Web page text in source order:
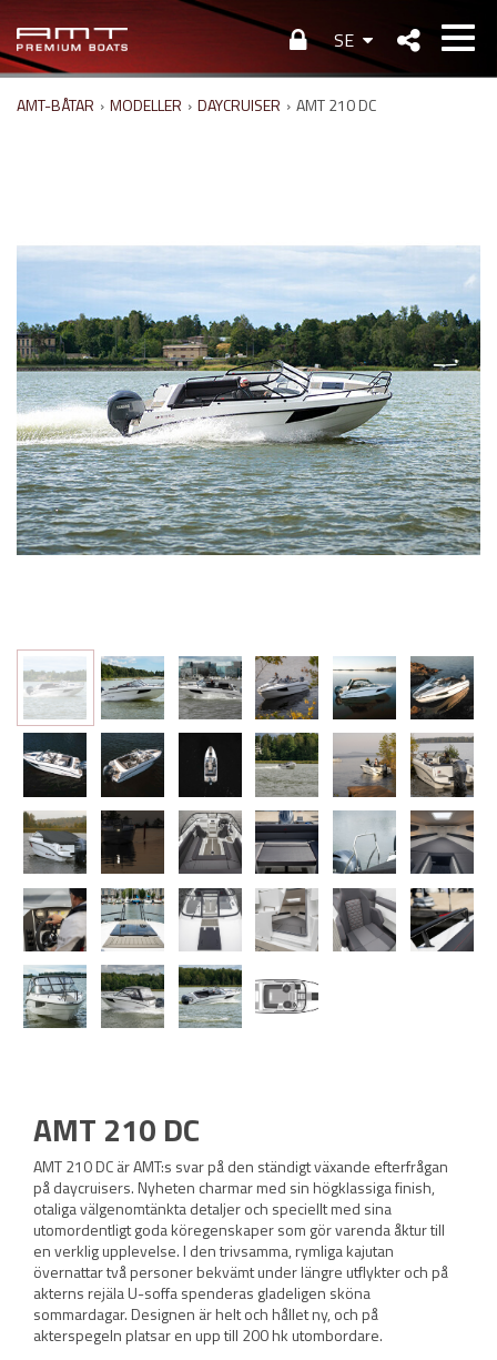
SE
AMT-BÅTAR › MODELLER › DAYCRUISER › AMT 210 DC
AMT 210 DC
AMT 210 DC är AMT:s svar på den ständigt växande efterfrågan
på daycruisers. Nyheten charmar med sin högklassiga finish,
otaliga välgenomtänkta detaljer och speciellt med sina
utomordentligt goda köregenskaper som gör varenda åktur till
en verklig upplevelse. I den trivsamma, rymliga kajutan
övernattar två personer bekvämt under längre utflykter och på
akterns rejäla U-soffa spenderas gladeligen sköna
sommardagar. Designen är helt och hållet ny, och på
akterspegeln platsar en upp till 200 hk utombordare.